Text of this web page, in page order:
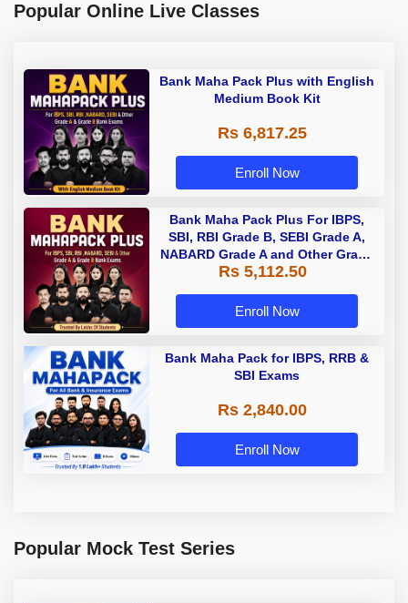
Popular Online Live Classes
Bank Maha Pack Plus with English
Medium Book Kit
Rs 6,817.25
Enroll Now
Bank Maha Pack Plus For IBPS,
SBI, RBI Grade B, SEBI Grade A,
NABARD Grade A and Other Grade
A & Grade B Bank Exams
Rs 5,112.50
Enroll Now
Bank Maha Pack for IBPS, RRB &
SBI Exams
Rs 2,840.00
Enroll Now
Popular Mock Test Series